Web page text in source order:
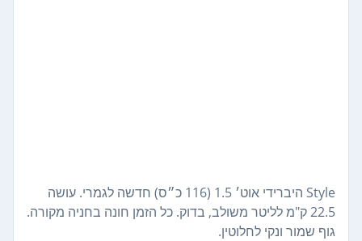
Style היברידי אוט׳ 1.5 (116 כ״ס) חדשה לגמרי. עושה
22.5 ק"מ לליטר משולב, בדוק. כל הזמן חונה בחניה מקורה.
גוף שמור ונקי לחלוטין.